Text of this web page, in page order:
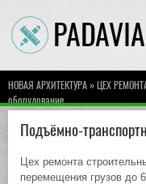
НОВАЯ АРХИТЕКТУРА»ЦЕХ
оборудование
Подъёмно-
Цех ремонта
перемещения грузов до